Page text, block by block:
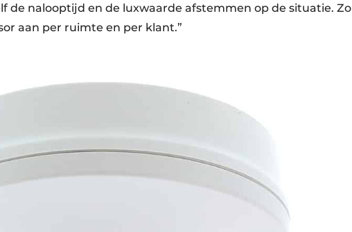
de nalooptijd en de luxwaarde afstemmen op de situatie. Zo
aan per ruimte en per klant.”